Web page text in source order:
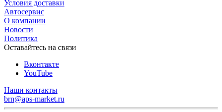
Условия доставки
Автосервис
О компании
Новости
Политика
Оставайтесь на связи
Вконтакте
YouTube
Наши контакты
brn@aps-market.ru